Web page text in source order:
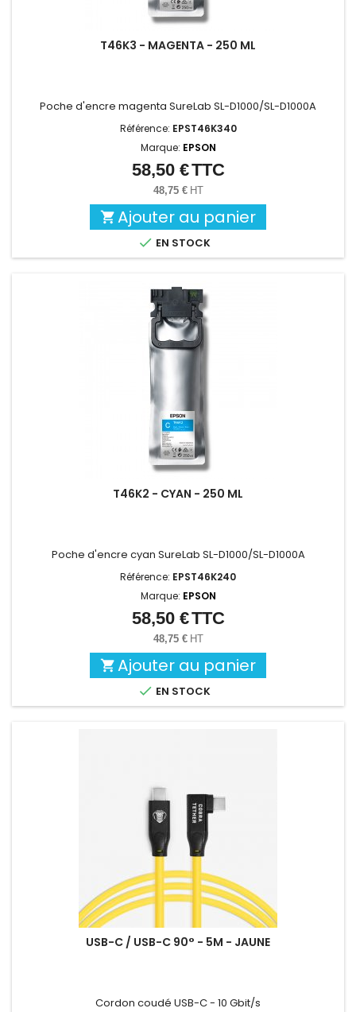
T46K3 - MAGENTA - 250 ML
Poche d'encre magenta SureLab SL-D1000/SL-D1000A
Référence: EPST46K340
Marque: EPSON
Prix
58,50 €TTC
48,75 € HT
 Ajouter au panier
 EN STOCK
T46K2 - CYAN - 250 ML
Poche d'encre cyan SureLab SL-D1000/SL-D1000A
Référence: EPST46K240
Marque: EPSON
Prix
58,50 €TTC
48,75 € HT
 Ajouter au panier
 EN STOCK
USB-C / USB-C 90° - 5M - JAUNE
Cordon coudé USB-C - 10 Gbit/s